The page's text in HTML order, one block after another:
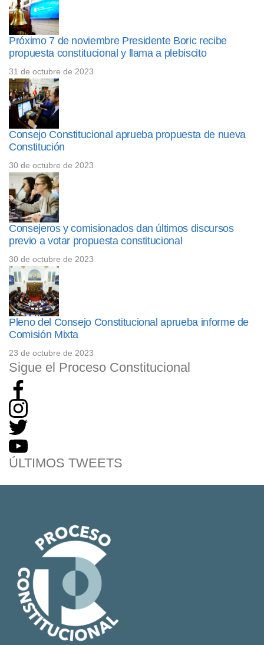
Próximo 7 de noviembre Presidente Boric recibe
propuesta constitucional y llama a plebiscito
31 de octubre de 2023
Consejo Constitucional aprueba propuesta de nueva
Constitución
30 de octubre de 2023
Consejeros y comisionados dan últimos discursos
previo a votar propuesta constitucional
30 de octubre de 2023
Pleno del Consejo Constitucional aprueba informe de
Comisión Mixta
23 de octubre de 2023
Sigue el Proceso Constitucional
ÚLTIMOS TWEETS